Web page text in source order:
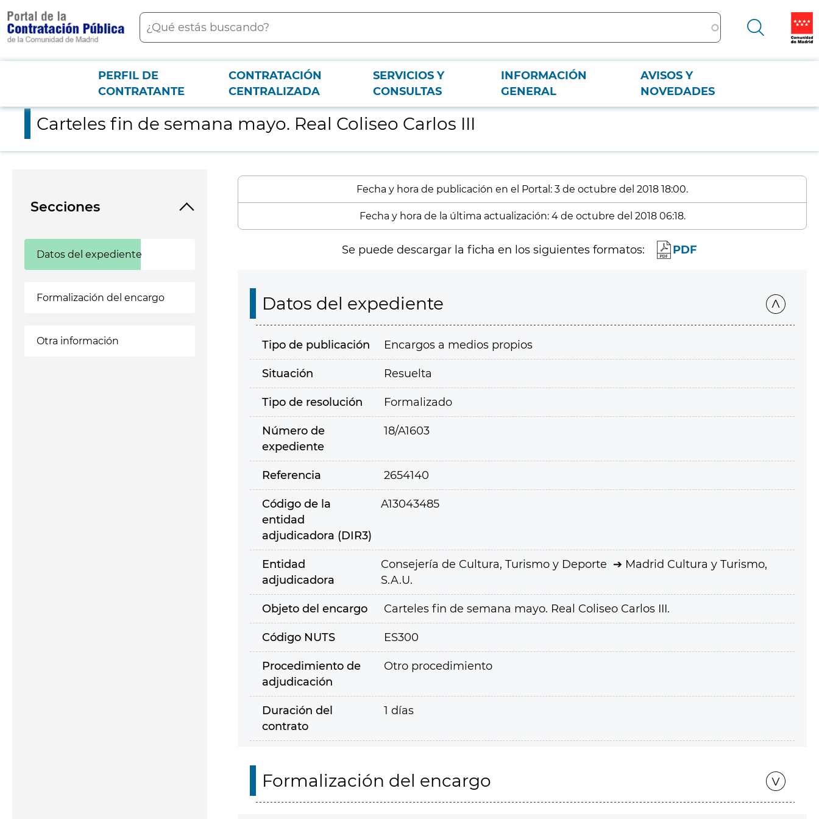
contenido
principal
Buscar
Menú PCON
PERFIL DE
CONTRATANTE
CONTRATACIÓN
CENTRALIZADA
SERVICIOS Y
CONSULTAS
INFORMACIÓN
GENERAL
AVISOS Y
NOVEDADES
Carteles fin de semana mayo. Real Coliseo Carlos III
Carteles fin de semana mayo. Real Coliseo Carlos III
Secciones
Datos del expediente
Formalización del encargo
Otra información
Fecha y hora de publicación en el Portal: 3 de octubre del 2018 18:00.
Fecha y hora de la última actualización: 4 de octubre del 2018 06:18.
Se puede descargar la ficha en los siguientes formatos: PDF
Datos del expediente
Tipo de publicación Encargos a medios propios
Situación Resuelta
Tipo de resolución Formalizado
Número de
expediente
18/A1603
Referencia 2654140
Código de la
entidad
adjudicadora (DIR3)
A13043485
Entidad
adjudicadora
Consejería de Cultura, Turismo y Deporte
Madrid Cultura y Turismo,
S.A.U.
Objeto del encargo Carteles fin de semana mayo. Real Coliseo Carlos III.
Código NUTS ES300
Procedimiento de
adjudicación
Otro procedimiento
Duración del
contrato
1 días
Formalización del encargo